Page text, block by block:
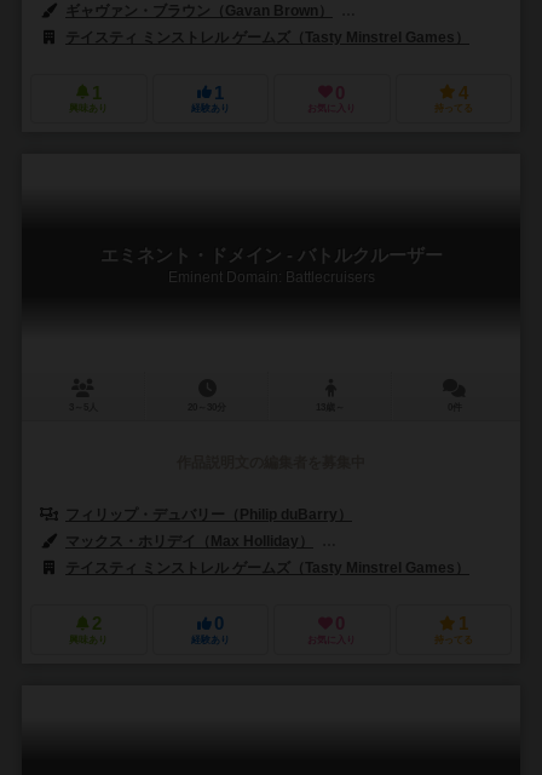
ギャヴァン・ブラウン（Gavan Brown）
テイスティ ミンストレル ゲームズ（Tasty Minstrel Games）
1
興味あり
1
経験あり
0
お気に入り
4
持ってる
エミネント・ドメイン - バトルクルーザー
Eminent Domain: Battlecruisers
フィリップ・デュバリー（Philip duBarry）
マックス・ホリデイ（Max Holliday）
テイスティ ミンストレル ゲームズ（Tasty Minstrel Games）
2
興味あり
0
経験あり
0
お気に入り
1
持ってる